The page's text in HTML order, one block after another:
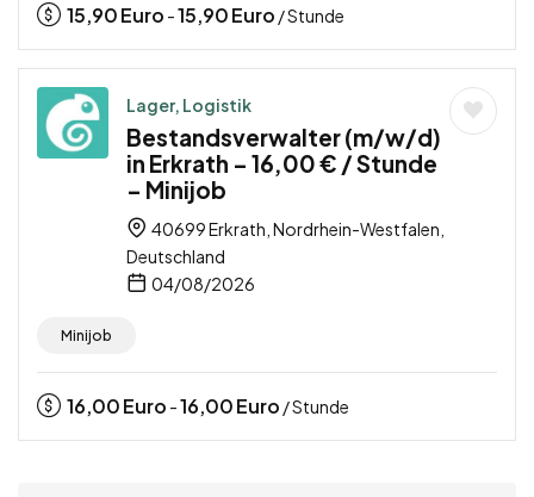
15,90Euro -15,90Euro / Stunde
Lager, Logistik
Bestandsverwalter (m/w/d)
in Erkrath – 16,00 € / Stunde
– Minijob
40699 Erkrath, Nordrhein-Westfalen,
Deutschland
04/08/2026
Minijob
16,00Euro -16,00Euro / Stunde